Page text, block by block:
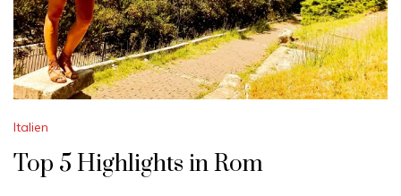
Italien
Top 5 Highlights in Rom